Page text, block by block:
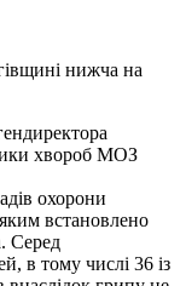
нижча на
хвороб МОЗ
охорони
встановлено
Серед
в тому числі 36 із